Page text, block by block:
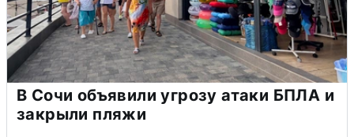
В Сочи объявили угрозу атаки БПЛА и
закрыли пляжи